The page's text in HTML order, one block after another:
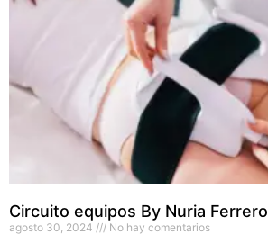
Circuito equipos By Nuria Ferrero
agosto 30, 2024 No hay comentarios